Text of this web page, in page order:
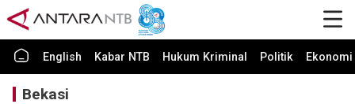
English Kabar NTB Hukum Kriminal Politik
Bekasi